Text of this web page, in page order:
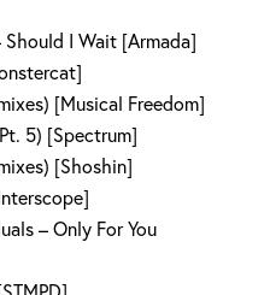
Should I Wait [Armada]
[Musical Freedom]
5) [Spectrum]
[Shoshin]
– Only For You